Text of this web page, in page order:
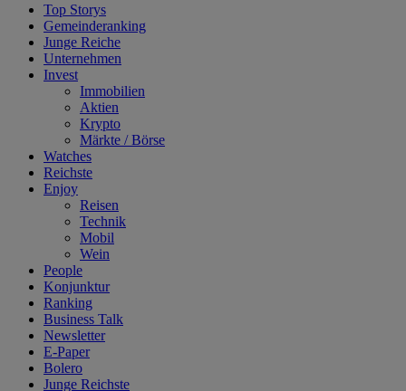
Top Storys
Gemeinderanking
Junge Reiche
Unternehmen
Invest
Immobilien
Aktien
Krypto
Märkte / Börse
Watches
Reichste
Enjoy
Reisen
Technik
Mobil
Wein
People
Konjunktur
Ranking
Business Talk
Newsletter
E-Paper
Bolero
Junge Reichste